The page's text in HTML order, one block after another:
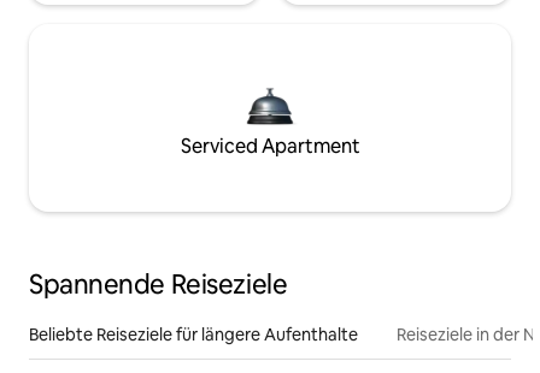
Serviced Apartment
Spannende Reiseziele
Beliebte Reiseziele für längere Aufenthalte Reiseziele in der